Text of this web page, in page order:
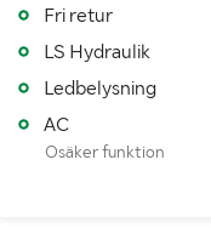
Dimensioner däck fram
Dimensioner däck bak
Fordonsstatus
Fri retur
LS Hydraulik
Ledbelysning
AC
Osäker funktion